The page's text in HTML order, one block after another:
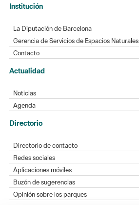
Institución
La Diputación de Barcelona
Gerencia de Servicios de Espacios Naturales
Contacto
Actualidad
Noticias
Agenda
Directorio
Directorio de contacto
Redes sociales
Aplicaciones móviles
Buzón de sugerencias
Opinión sobre los parques